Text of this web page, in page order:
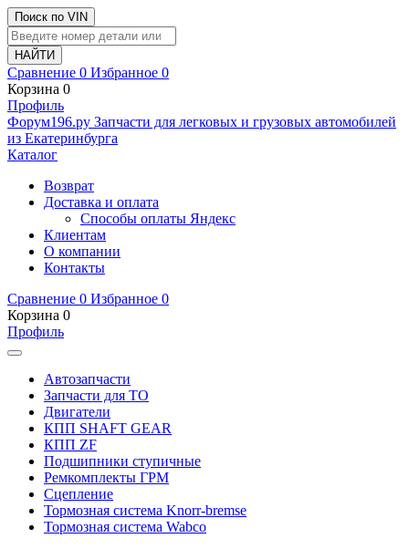
Поиск по VIN
Сравнение 0 Избранное 0
Корзина 0
Профиль
Фoрум196.ру Запчасти для легковых и грузовых автомобилей
из Екатеринбурга
Каталог
Возврат
Доставка и оплата
Способы оплаты Яндекс
Клиентам
О компании
Контакты
Сравнение 0 Избранное 0
Корзина 0
Профиль
Автозапчасти
Запчасти для ТО
Двигатели
КПП SHAFT GEAR
КПП ZF
Подшипники ступичные
Ремкомплекты ГРМ
Сцепление
Тормозная система Knorr-bremse
Тормозная система Wabco